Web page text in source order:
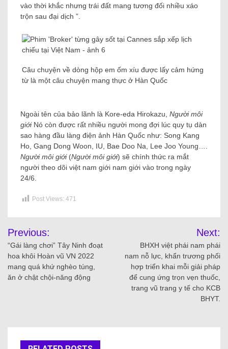
vào thời khắc nhưng trái đất mang tương đối nhiều xáo
trộn sau đại dịch ”.
Câu chuyện về dòng hộp em ốm xíu được lấy cảm hứng
từ là một câu chuyện mang thực ở Hàn Quốc
Ngoài tên của bảo lãnh là Kore-eda Hirokazu, Người môi
giớiNó còn được rất nhiều người mong đợi lúc quy tụ dàn
sao hàng đầu làng điện ảnh Hàn Quốc như: Song Kang
Ho, Gang Dong Woon, IU, Bae Doo Na, Lee Joo Young….
Người môi giới (Người môi giới) sẽ chính thức ra mắt
người theo dõi việt nam giới nam giới vào trong ngày
24/6.
Post Views: 471
Previous:
“Gái làng chơi” Tây Ninh đoạt
hoa khôi Hoàn vũ VN 2022
mang quá khứ nghèo túng,
ăn ở chật chội-năng động
Next:
BHXH việt phái nam phái
nam nỗ lực, khẩn trương phối
hợp triển khai mỗi giải pháp
để cung ứng trọn vẹn thuốc,
trang vũ trang y tế cho KCB
BHYT.